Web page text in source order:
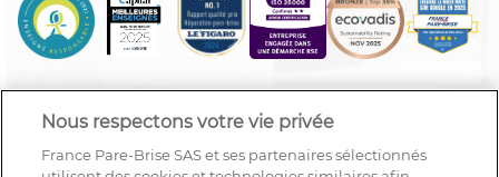
Nous respectons votre vie privée
France Pare-Brise SAS et ses partenaires sélectionnés